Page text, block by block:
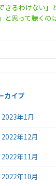
できるわけない
と思って聴くの
カイブ
2023年1月
2022年12月
2022年11月
2022年10月